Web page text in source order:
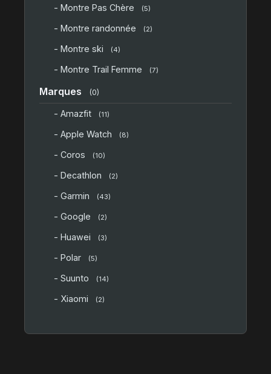
- Montre Pas Chère (5)
- Montre randonnée (2)
- Montre ski (4)
- Montre Trail Femme (7)
Marques (0)
- Amazfit (11)
- Apple Watch (8)
- Coros (10)
- Decathlon (2)
- Garmin (43)
- Google (2)
- Huawei (3)
- Polar (5)
- Suunto (14)
- Xiaomi (2)